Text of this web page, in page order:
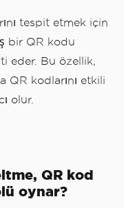
tespit etmek için
bir QR kodu
eder. Bu özellik,
QR kodlarını etkili
olur.
QR kod
oynar?